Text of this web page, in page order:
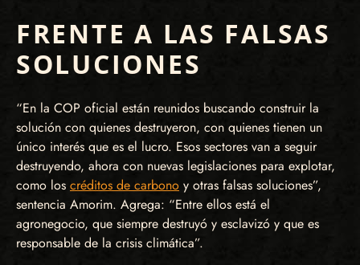
FRENTE A LAS FALSAS
SOLUCIONES
“En la COP oficial están reunidos buscando construir la
solución con quienes destruyeron, con quienes tienen un
único interés que es el lucro. Esos sectores van a seguir
destruyendo, ahora con nuevas legislaciones para explotar,
como los créditos de carbono y otras falsas soluciones”,
sentencia Amorim. Agrega: “Entre ellos está el
agronegocio, que siempre destruyó y esclavizó y que es
responsable de la crisis climática”.